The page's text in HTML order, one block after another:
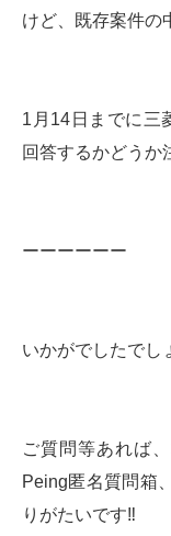
けど、既存案件の
1月14日までに三
回答するかどうか
ーーーーーー
いかがでしたでし
ご質問等あれば
Peing匿名質問箱
りがたいです‼️